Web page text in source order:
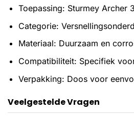
Toepassing: Sturmey Archer
Categorie:
Materiaal: Duurzaam en
Compatibiliteit: Specifiek
Verpakking: Doos voor
Veelgestelde Vragen